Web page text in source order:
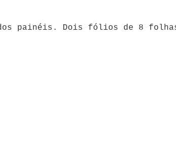
painéis. Dois fólios de 8